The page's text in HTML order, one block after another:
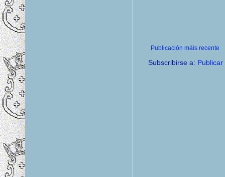
Publicación máis recente
Subscribirse a: